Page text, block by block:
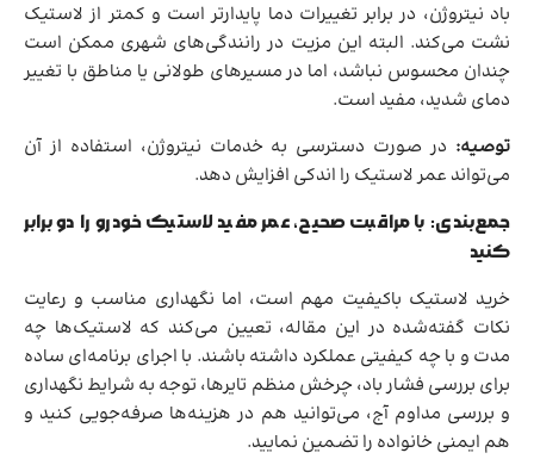
باد نیتروژن، در برابر تغییرات دما پایدارتر است و کمتر از لاستیک
نشت می‌کند. البته این مزیت در رانندگی‌های شهری ممکن است
چندان محسوس نباشد، اما در مسیرهای طولانی یا مناطق با تغییر
دمای شدید، مفید است.
توصیه: در صورت دسترسی به خدمات نیتروژن، استفاده از آن
می‌تواند عمر لاستیک را اندکی افزایش دهد.
جمع‌بندی: با مراقبت صحیح، عمر مفید لاستیک خودرو را دو برابر
کنید
خرید لاستیک باکیفیت مهم است، اما نگهداری مناسب و رعایت
نکات گفته‌شده در این مقاله، تعیین می‌کند که لاستیک‌ها چه
مدت و با چه کیفیتی عملکرد داشته باشند. با اجرای برنامه‌ای ساده
برای بررسی فشار باد، چرخش منظم تایرها، توجه به شرایط نگهداری
و بررسی مداوم آج، می‌توانید هم در هزینه‌ها صرفه‌جویی کنید و
هم ایمنی خانواده را تضمین نمایید.